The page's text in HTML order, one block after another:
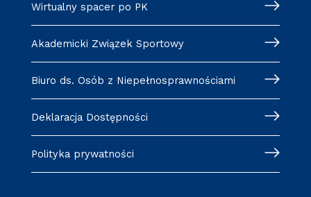
Wirtualny spacer po PK
Akademicki Związek Sportowy
Biuro ds. Osób z Niepełnosprawnościami
Deklaracja Dostępności
Polityka prywatności